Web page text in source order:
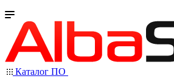
Каталог ПО